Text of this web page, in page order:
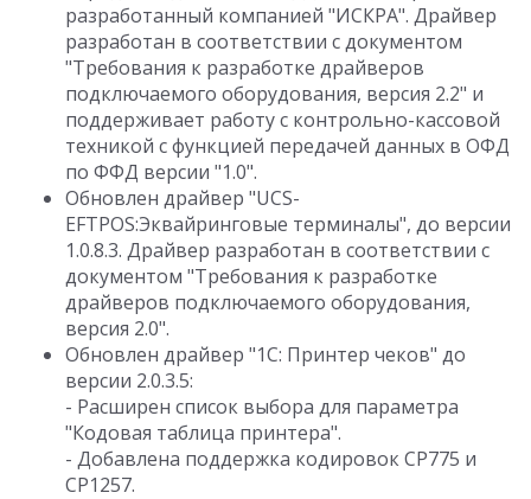
разработанный компанией "ИСКРА". Драйвер
разработан в соответствии с документом
"Требования к разработке драйверов
подключаемого оборудования, версия 2.2" и
поддерживает работу с контрольно-кассовой
техникой с функцией передачей данных в ОФД
по ФФД версии "1.0".
Обновлен драйвер "UCS-
EFTPOS:Эквайринговые терминалы", до версии
1.0.8.3. Драйвер разработан в соответствии с
документом "Требования к разработке
драйверов подключаемого оборудования,
версия 2.0".
Обновлен драйвер "1С: Принтер чеков" до
версии 2.0.3.5:
- Расширен список выбора для параметра
"Кодовая таблица принтера".
- Добавлена поддержка кодировок CP775 и
CP1257.